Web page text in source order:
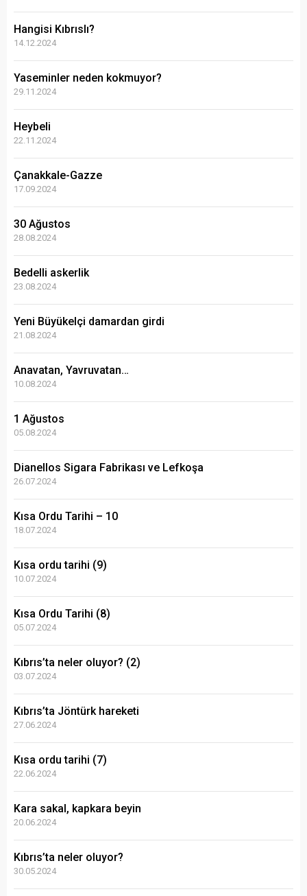
Hangisi Kıbrıslı?
14.12.2024
Yaseminler neden kokmuyor?
29.11.2024
Heybeli
22.11.2024
Çanakkale-Gazze
17.09.2024
30 Ağustos
28.08.2024
Bedelli askerlik
23.08.2024
Yeni Büyükelçi damardan girdi
21.08.2024
Anavatan, Yavruvatan…
10.08.2024
1 Ağustos
05.08.2024
Dianellos Sigara Fabrikası ve Lefkoşa
26.07.2024
Kısa Ordu Tarihi – 10
18.07.2024
Kısa ordu tarihi (9)
10.07.2024
Kısa Ordu Tarihi (8)
05.07.2024
Kıbrıs’ta neler oluyor? (2)
03.07.2024
Kıbrıs’ta Jöntürk hareketi
27.06.2024
Kısa ordu tarihi (7)
22.06.2024
Kara sakal, kapkara beyin
20.06.2024
Kıbrıs’ta neler oluyor?
30.05.2024